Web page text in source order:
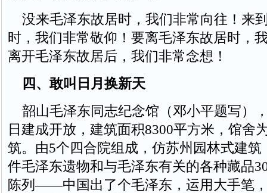
没来毛泽东故居时，我们非常向往！来
时，我们非常敬仰！要离毛泽东故居时，
离开毛泽东故居后，我们非常念想！
四、敢叫日月换新天
韶山毛泽东同志纪念馆（邓小平题写）
日建成开放，建筑面积8300平方米，馆舍
筑。由5个四合院组成，仿苏州园林式建筑
件毛泽东遗物和与毛泽东有关的各种藏品
陈列——中国出了个毛泽东，运用大手笔